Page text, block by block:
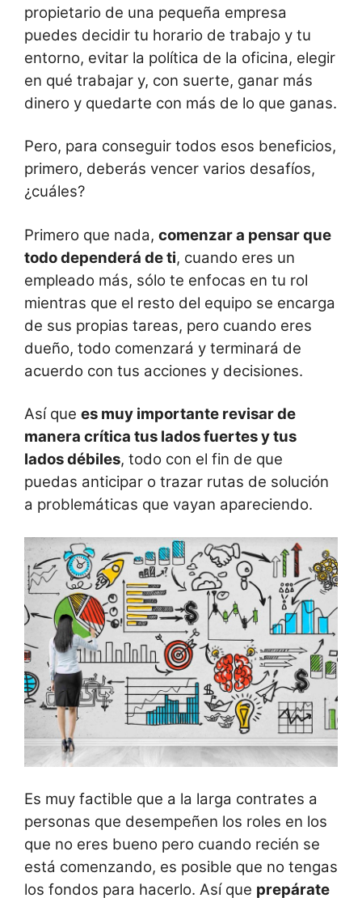
propietario de una pequeña empresa
puedes decidir tu horario de trabajo y tu
entorno, evitar la política de la oficina, elegir
en qué trabajar y, con suerte, ganar más
dinero y quedarte con más de lo que ganas.
Pero, para conseguir todos esos beneficios,
primero, deberás vencer varios desafíos,
¿cuáles?
Primero que nada, comenzar a pensar que
todo dependerá de ti, cuando eres un
empleado más, sólo te enfocas en tu rol
mientras que el resto del equipo se encarga
de sus propias tareas, pero cuando eres
dueño, todo comenzará y terminará de
acuerdo con tus acciones y decisiones.
Así que es muy importante revisar de
manera crítica tus lados fuertes y tus
lados débiles, todo con el fin de que
puedas anticipar o trazar rutas de solución
a problemáticas que vayan apareciendo.
Es muy factible que a la larga contrates a
personas que desempeñen los roles en los
que no eres bueno pero cuando recién se
está comenzando, es posible que no tengas
los fondos para hacerlo. Así que prepárate